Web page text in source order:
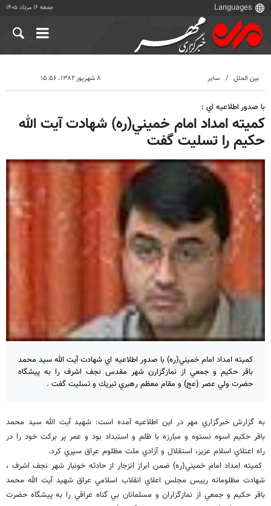
جمعه ۱۶ مرداد ۱۴۰۵
بین الملل سایر ۸ شهریور ۱۳۸۲، ۱۵:۵۶
با صدور اطلاعيه اي :
كميته امداد امام خميني(ره) شهادت آيت الله
حكيم را تسليت گفت
كميته امداد امام خميني(ره) با صدور اطلاعيه اي شهادت آيت الله سيد محمد
باقر حكيم و جمعي از نمازگزارن شهر مقدس نجف اشرف را به پيشگاه
حضرت ولي عصر (عج) و مقام معظم رهبري تبريك و تسليت گفت .
به گزارش خبرگزاري مهر در اين اطلاعيه آمده است: شهيد آيت الله سيد محمد
باقر حكيم اسوه نستوه و مبارزه با ظلم و استبداد بود و عمر پر بركت خود را در
راه اعتلاي اسلام عزيز، استقلال و آزادي ملت مظلوم عراق سپري كرد.
كميته امداد امام خميني(ره) ضمن ابراز انزجار از حادثه خونبار شهر نجف اشرف ،
شهادت مظلومانه رييس مجلس اعلاي انقلاب اسلامي عراق شهيد آيت الله محمد
باقر حكيم و جمعي از نمازگزاران و مسلمانان بي گناه عراقي را به پيشگاه حضرت